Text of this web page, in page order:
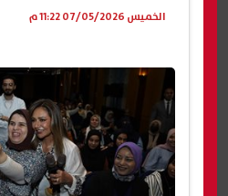
الخميس 07/05/2026 11:22 م